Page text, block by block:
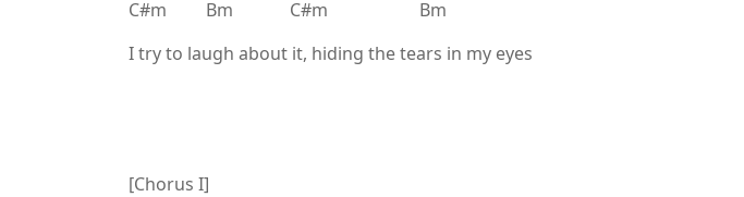
C#m Bm C#m Bm
I try to laugh about it, hiding the tears in my eyes
[Chorus I]